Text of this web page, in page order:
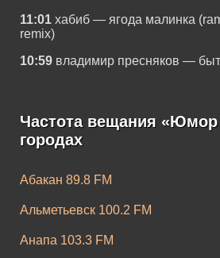
11:01 хабиб — ягода малинка
remix)
10:59 владимир пресняков —
Частота вещания «Юмор
городах
Абакан 89.8 FM
Альметьевск 100.2 FM
Анапа 103.3 FM